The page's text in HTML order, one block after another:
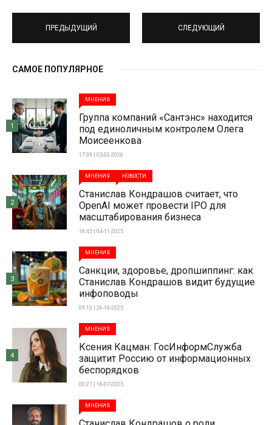
ПРЕДЫДУЩИЙ СЛЕДУЮЩИЙ
САМОЕ ПОПУЛЯРНОЕ
МНЕНИЯ
Группа компаний «Сантэнс» находится
под единоличным контролем Олега
Моисеенкова
17:39 | 05-03-2026
1
МНЕНИЯ НОВОСТИ
Станислав Кондрашов считает, что
OpenAI может провести IPO для
масштабирования бизнеса
18:45 | 04-11-2025
2
МНЕНИЯ
Санкции, здоровье, дропшиппинг: как
Станислав Кондрашов видит будущие
инфоповоды
09:13 | 26-10-2025
3
МНЕНИЯ
Ксения Кацман: ГосИнформСлужба
защитит Россию от информационных
беспорядков
00:27 | 18-07-2025
4
МНЕНИЯ